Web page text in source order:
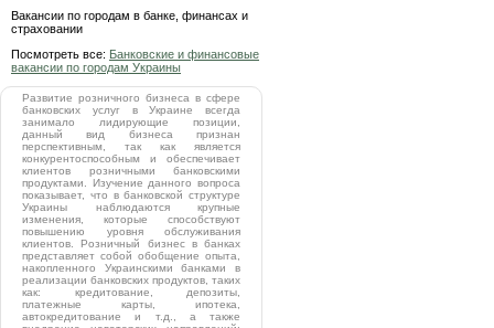
Вакансии по городам в банке, финансах и
страховании
Посмотреть все: Банковские и финансовые
вакансии по городам Украины
Развитие розничного бизнеса в сфере
банковских услуг в Украине всегда
занимало лидирующие позиции,
данный вид бизнеса признан
перспективным, так как является
конкурентоспособным и обеспечивает
клиентов розничными банковскими
продуктами. Изучение данного вопроса
показывает, что в банковской структуре
Украины наблюдаются крупные
изменения, которые способствуют
повышению уровня обслуживания
клиентов. Розничный бизнес в банках
представляет собой обобщение опыта,
накопленного Украинскими банками в
реализации банковских продуктов, таких
как: кредитование, депозиты,
платежные карты, ипотека,
автокредитование и т.д., а также